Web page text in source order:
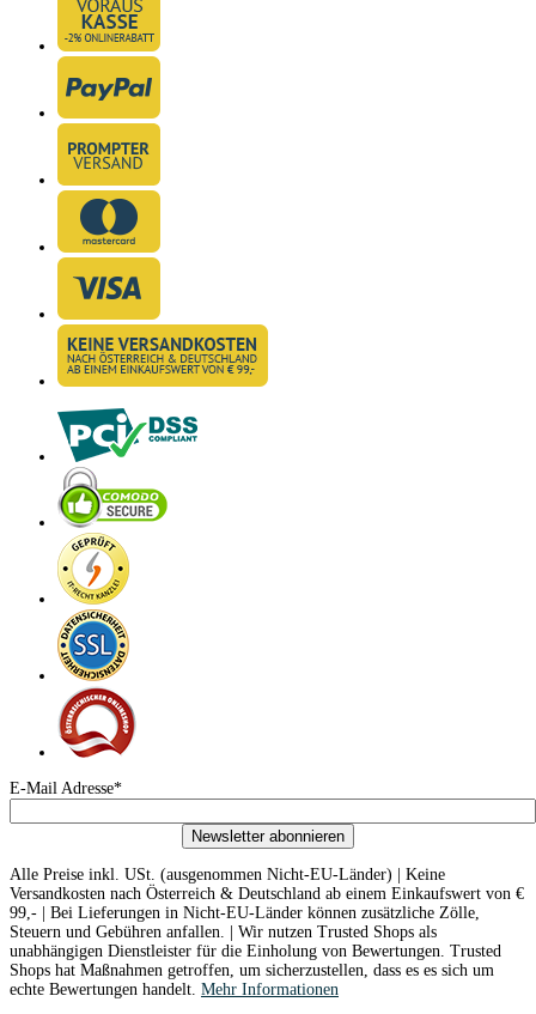
E-Mail Adresse*
Newsletter abonnieren
Alle Preise inkl. USt. (ausgenommen Nicht-EU-Länder) | Keine
Versandkosten nach Österreich & Deutschland ab einem Einkaufswert von €
99,- | Bei Lieferungen in Nicht-EU-Länder können zusätzliche Zölle,
Steuern und Gebühren anfallen. | Wir nutzen Trusted Shops als
unabhängigen Dienstleister für die Einholung von Bewertungen. Trusted
Shops hat Maßnahmen getroffen, um sicherzustellen, dass es es sich um
echte Bewertungen handelt. Mehr Informationen